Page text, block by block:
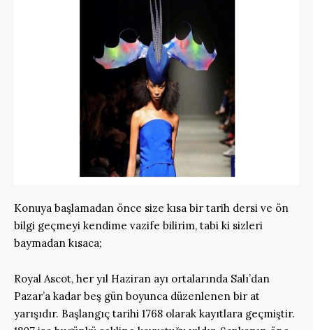
Konuya başlamadan önce size kısa bir tarih dersi ve ön
bilgi geçmeyi kendime vazife bilirim, tabi ki sizleri
baymadan kısaca;
Royal Ascot, her yıl Haziran ayı ortalarında Salı’dan
Pazar’a kadar beş gün boyunca düzenlenen bir at
yarışıdır. Başlangıç tarihi 1768 olarak kayıtlara geçmiştir.